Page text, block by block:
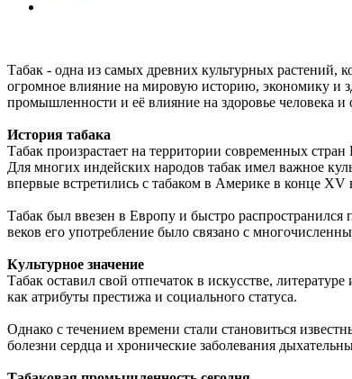
Табак - одна из самых древних культурных растений,
огромное влияние на мировую историю, экономику и
промышленности и её влияние на здоровье человека
История табака
Табак произрастает на территории современных
Для многих индейских народов табак имел важное
впервые встретились с табаком в Америке в конце XV
Табак был ввезен в Европу и быстро
веков его употребление было связано с
Культурное значение
Табак оставил свой отпечаток в искусстве,
как атрибуты престижа и социального статуса.
Однако с течением времени стали становиться
болезни сердца и хронические заболевания